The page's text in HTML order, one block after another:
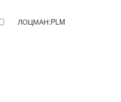
ЛОЦМАН:PLM